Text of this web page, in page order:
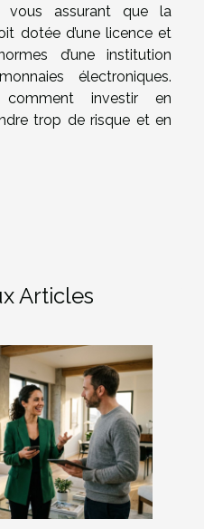
assurant que la
dotée d’une licence et
d’une institution
électroniques.
investir en
trop de risque et en
Articles